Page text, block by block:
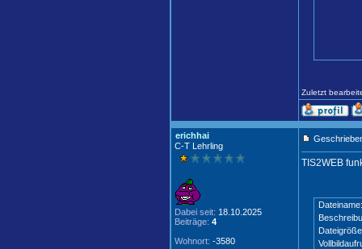
Zuletzt
erichhai
C-T Lehrling
Dabei seit: 18.10.2025
Beiträge: 4
Wohnort: -3580
TIS2WEB
Dateiname: